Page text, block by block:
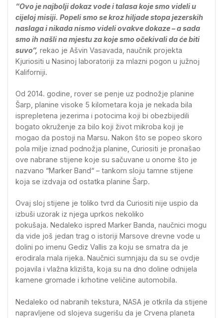
“Ovo je najbolji dokaz vode i talasa koje smo videli u
cijeloj misiji. Popeli smo se kroz hiljade stopa jezerskih
naslaga i nikada nismo videli ovakve dokaze – a sada
smo ih našli na mjestu za koje smo očekivali da će biti
suvo“, rekao je Ašvin Vasavada, naučnik projekta
Kjuriositi u Nasinoj laboratoriji za mlazni pogon u južnoj
Kaliforniji.
Od 2014. godine, rover se penje uz podnožje planine
Šarp, planine visoke 5 kilometara koja je nekada bila
isprepletena jezerima i potocima koji bi obezbijedili
bogato okruženje za bilo koji život mikroba koji je
mogao da postoji na Marsu. Nakon što se popeo skoro
pola milje iznad podnožja planine, Curiositi je pronašao
ove nabrane stijene koje su sačuvane u onome što je
nazvano “Marker Band“ – tankom sloju tamne stijene
koja se izdvaja od ostatka planine Šarp.
Ovaj sloj stijene je toliko tvrd da Curiositi nije uspio da
izbuši uzorak iz njega uprkos nekoliko
pokušaja. Nedaleko ispred Marker Banda, naučnici mogu
da vide još jedan trag o istoriji Marsove drevne vode u
dolini po imenu Gediz Vallis za koju se smatra da je
erodirala mala rijeka. Naučnici sumnjaju da su se ovdje
pojavila i vlažna klizišta, koja su na dno doline odnijela
kamene gromade i krhotine veličine automobila.
Nedaleko od nabranih tekstura, NASA je otkrila da stijene
napravljene od slojeva sugerišu da je Crvena planeta